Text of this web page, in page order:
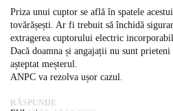
Priza unui cuptor se află în spatele
tovărășești. Ar fi trebuit să închidă
extragerea cuptorului electric
Dacă doamna și angajații nu sunt
așteptat meșterul.
ANPC va rezolva ușor cazul.
RĂSPUNDE